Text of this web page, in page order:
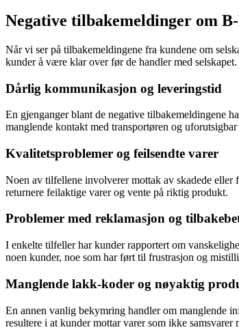
Negative tilbakemeldinger om
Når vi ser på tilbakemeldingene fra kundene om
kunder å være klar over før de handler med selskapet.
Dårlig kommunikasjon og leveringstid
En gjenganger blant de negative tilbakemeldingene
manglende kontakt med transportøren og
Kvalitetsproblemer og feilsendte varer
Noen av tilfellene involverer mottak av skadede
returnere feilaktige varer og vente på riktig produkt.
Problemer med reklamasjon og
I enkelte tilfeller har kunder rapportert om
noen kunder, noe som har ført til frustrasjon og
Manglende lakk-koder og nøyaktig
En annen vanlig bekymring handler om manglende
resultere i at kunder mottar varer som ikke samsvarer